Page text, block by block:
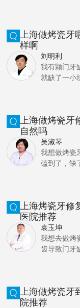
上海做烤瓷牙
样啊
刘明利
我有颗门牙
就缺了一小
上海做烤瓷牙
自然吗
吴淑琴
我想做烤瓷
磕到了，缺
上海烤瓷牙
医院推荐
袁玉坤
我想去做烤
齿导致门牙
上海做烤瓷
院推荐